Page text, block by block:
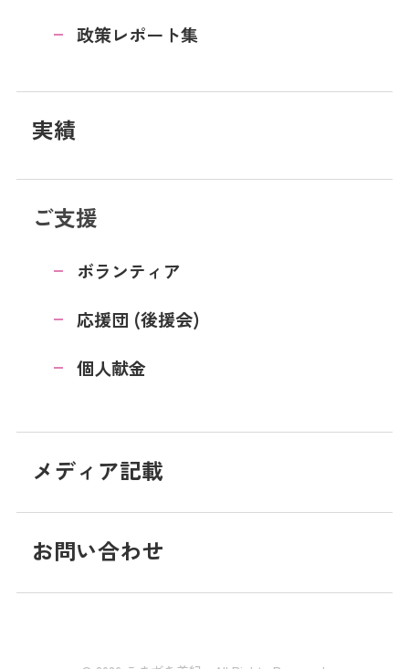
政策レポート集
実績
ご支援
ボランティア
応援団 (後援会)
個人献金
メディア記載
お問い合わせ